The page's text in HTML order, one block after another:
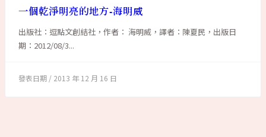
一個乾淨明亮的地方-海明威
出版社：逗點文創結社，作者： 海明威，譯者：陳夏民，出版日
期：2012/08/3...
2013 年 12 月 16 日